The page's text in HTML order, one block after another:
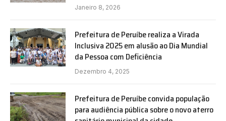
Janeiro 8, 2026
Prefeitura de Peruíbe realiza a Virada
Inclusiva 2025 em alusão ao Dia Mundial
da Pessoa com Deficiência
Dezembro 4, 2025
Prefeitura de Peruíbe convida população
para audiência pública sobre o novo aterro